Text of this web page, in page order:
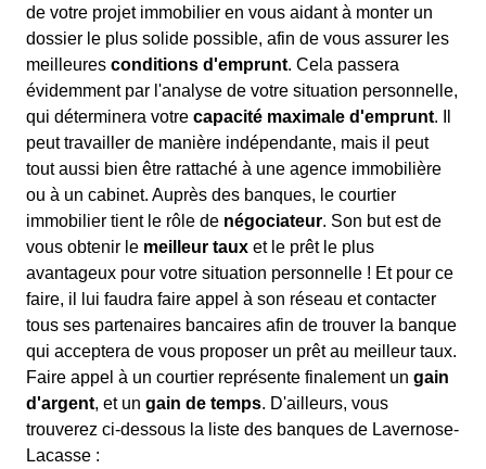
de votre projet immobilier en vous aidant à monter un
dossier le plus solide possible, afin de vous assurer les
meilleures conditions d'emprunt. Cela passera
évidemment par l'analyse de votre situation personnelle,
qui déterminera votre capacité maximale d'emprunt. Il
peut travailler de manière indépendante, mais il peut
tout aussi bien être rattaché à une agence immobilière
ou à un cabinet. Auprès des banques, le courtier
immobilier tient le rôle de négociateur. Son but est de
vous obtenir le meilleur taux et le prêt le plus
avantageux pour votre situation personnelle ! Et pour ce
faire, il lui faudra faire appel à son réseau et contacter
tous ses partenaires bancaires afin de trouver la banque
qui acceptera de vous proposer un prêt au meilleur taux.
Faire appel à un courtier représente finalement un gain
d'argent, et un gain de temps. D'ailleurs, vous
trouverez ci-dessous la liste des banques de Lavernose-
Lacasse :